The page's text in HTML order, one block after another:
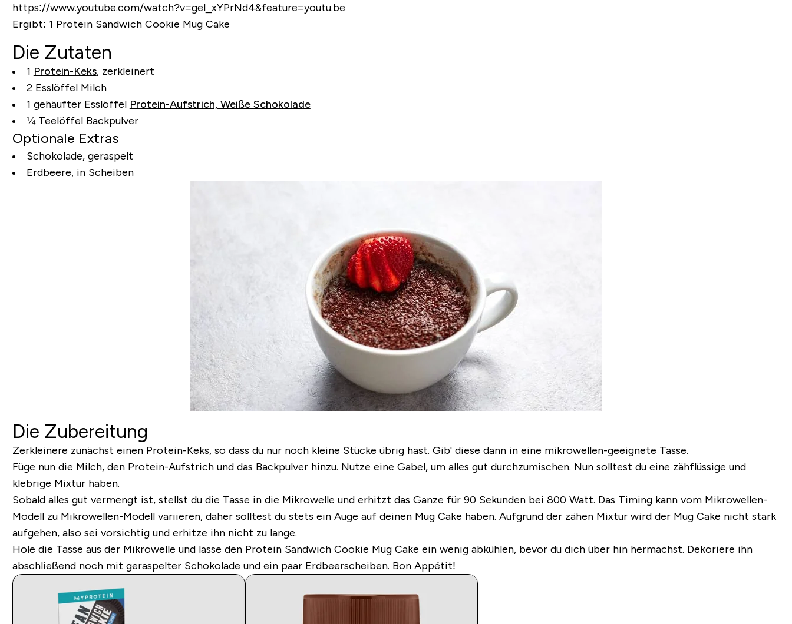
https://www.youtube.com/watch?v=gel_xYPrNd4&feature=youtu.be
Ergibt: 1 Protein Sandwich Cookie Mug Cake
Die Zutaten
1 Protein-Keks, zerkleinert
2 Esslöffel Milch
1 gehäufter Esslöffel Protein-Aufstrich, Weiße Schokolade
¼ Teelöffel Backpulver
Optionale Extras
Schokolade, geraspelt
Erdbeere, in Scheiben
Die Zubereitung
Zerkleinere zunächst einen Protein-Keks, so dass du nur noch kleine Stücke übrig hast. Gib' diese dann in eine mikrowellen-geeignete Tasse.
Füge nun die Milch, den Protein-Aufstrich und das Backpulver hinzu. Nutze eine Gabel, um alles gut durchzumischen. Nun solltest du eine zähflüssige und
klebrige Mixtur haben.
Sobald alles gut vermengt ist, stellst du die Tasse in die Mikrowelle und erhitzt das Ganze für 90 Sekunden bei 800 Watt. Das Timing kann vom Mikrowellen-
Modell zu Mikrowellen-Modell variieren, daher solltest du stets ein Auge auf deinen Mug Cake haben. Aufgrund der zähen Mixtur wird der Mug Cake nicht stark
aufgehen, also sei vorsichtig und erhitze ihn nicht zu lange.
Hole die Tasse aus der Mikrowelle und lasse den Protein Sandwich Cookie Mug Cake ein wenig abkühlen, bevor du dich über hin hermachst. Dekoriere ihn
abschließend noch mit geraspelter Schokolade und ein paar Erdbeerscheiben. Bon Appétit!